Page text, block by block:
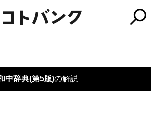
中辞典(第5版)の解説